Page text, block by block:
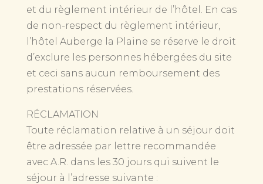
et du règlement intérieur de l’hôtel. En cas
de non-respect du règlement intérieur,
l’hôtel Auberge la Plaine se réserve le droit
d’exclure les personnes hébergées du site
et ceci sans aucun remboursement des
prestations réservées.
RÉCLAMATION
Toute réclamation relative à un séjour doit
être adressée par lettre recommandée
avec A.R. dans les 30 jours qui suivent le
séjour à l’adresse suivante :